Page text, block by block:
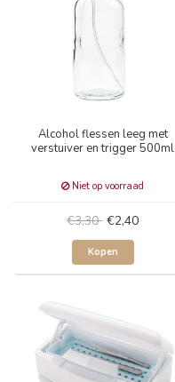
Alcohol flessen leeg met
verstuiver en trigger 500ml
Niet op voorraad
€3,30 €2,40
Kopen